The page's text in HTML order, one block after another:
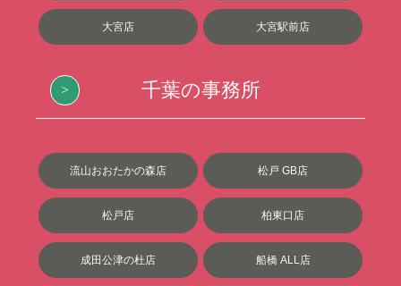
大宮店 大宮駅前店
千葉の事務所
流山おおたかの森店 松戸 GB店
松戸店 柏東口店
成田公津の杜店 船橋 ALL店